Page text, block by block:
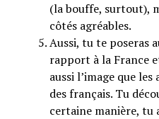
(la bouffe, surtout),
côtés agréables.
Aussi, tu te poseras
rapport à la France
aussi l’image que
des français. Tu
certaine manière, tu